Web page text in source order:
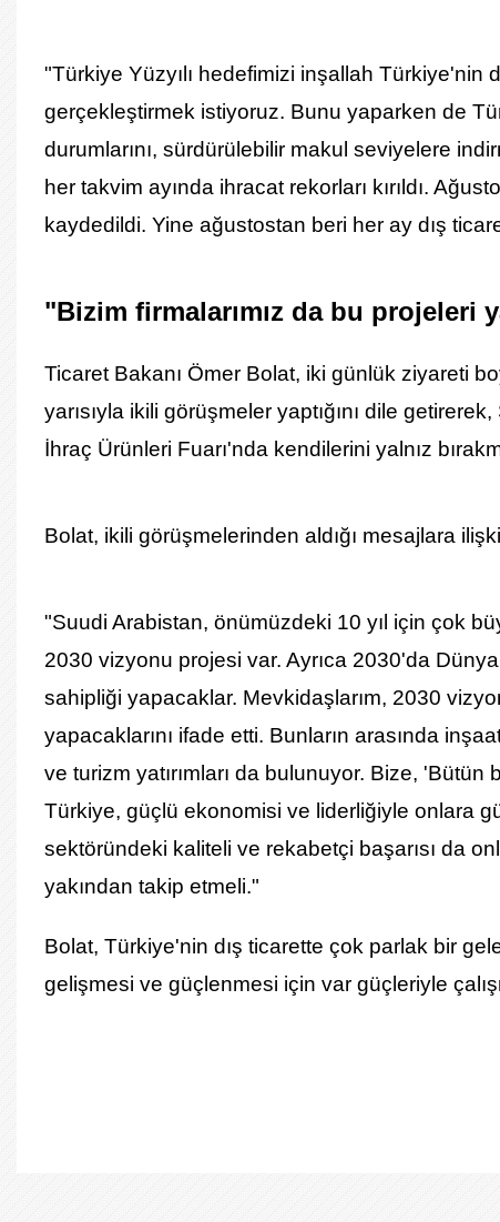
"Türkiye Yüzyılı hedefimizi inşallah Türkiye'nin
gerçekleştirmek istiyoruz. Bunu yaparken de
durumlarını, sürdürülebilir makul seviyelere
her takvim ayında ihracat rekorları kırıldı.
kaydedildi. Yine ağustostan beri her ay dış
"Bizim firmalarımız da bu projeleri
Ticaret Bakanı Ömer Bolat, iki günlük ziyareti
yarısıyla ikili görüşmeler yaptığını dile
İhraç Ürünleri Fuarı'nda kendilerini yalnız
Bolat, ikili görüşmelerinden aldığı mesajlara
"Suudi Arabistan, önümüzdeki 10 yıl için çok
2030 vizyonu projesi var. Ayrıca 2030'da
sahipliği yapacaklar. Mevkidaşlarım, 2030
yapacaklarını ifade etti. Bunların arasında
ve turizm yatırımları da bulunuyor. Bize, 'Bütün
Türkiye, güçlü ekonomisi ve liderliğiyle onlara
sektöründeki kaliteli ve rekabetçi başarısı da
yakından takip etmeli."
Bolat, Türkiye'nin dış ticarette çok parlak bir
gelişmesi ve güçlenmesi için var güçleriyle